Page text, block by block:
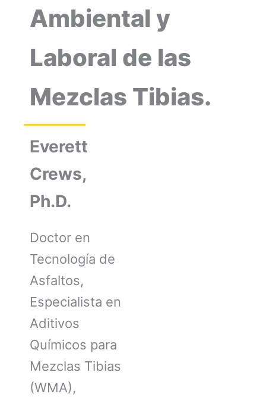
Ambiental y
Laboral de las
Mezclas Tibias.
Everett
Crews,
Ph.D.
Doctor en
Tecnología de
Asfaltos,
Especialista en
Aditivos
Químicos para
Mezclas Tibias
(WMA),